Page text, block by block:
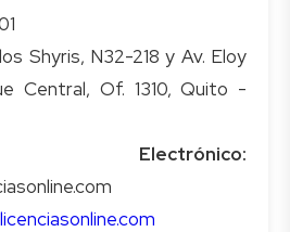
Shyris, N32-218 y Av. Eloy
Central, Of. 1310, Quito -